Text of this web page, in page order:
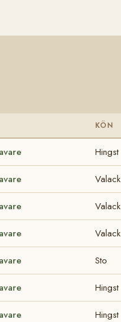
KÖN
Hingst
Valack
Valack
Valack
Sto
Hingst
Hingst